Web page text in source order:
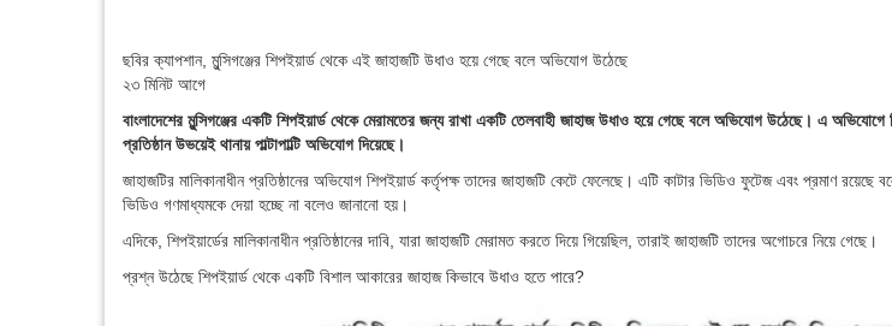
ছবির ক্যাপশান, মুন্সিগঞ্জের শিপইয়ার্ড থেকে এই জাহাজটি উধাও হয়ে গেছে বলে অভিযোগ উঠেছে
২৩ মিনিট আগে
বাংলাদেশের মুন্সিগঞ্জের একটি শিপইয়ার্ড থেকে মেরামতের জন্য রাখা একটি তেলবাহী জাহাজ উধাও হয়ে গেছে বলে অভিযোগ উঠেছে। এ অভিযোগে
প্রতিষ্ঠান উভয়েই থানায় পাল্টাপাল্টি অভিযোগ দিয়েছে।
জাহাজটির মালিকানাধীন প্রতিষ্ঠানের অভিযোগ শিপইয়ার্ড কর্তৃপক্ষ তাদের জাহাজটি কেটে ফেলেছে। এটি কাটার ভিডিও ফুটেজ এবং প্রমাণ রয়েছে
ভিডিও গণমাধ্যমকে দেয়া হচ্ছে না বলেও জানানো হয়।
এদিকে, শিপইয়ার্ডের মালিকানাধীন প্রতিষ্ঠানের দাবি, যারা জাহাজটি মেরামত করতে দিয়ে গিয়েছিল, তারাই জাহাজটি তাদের অগোচরে নিয়ে গেছে।
প্রশ্ন উঠেছে শিপইয়ার্ড থেকে একটি বিশাল আকারের জাহাজ কিভাবে উধাও হতে পারে?